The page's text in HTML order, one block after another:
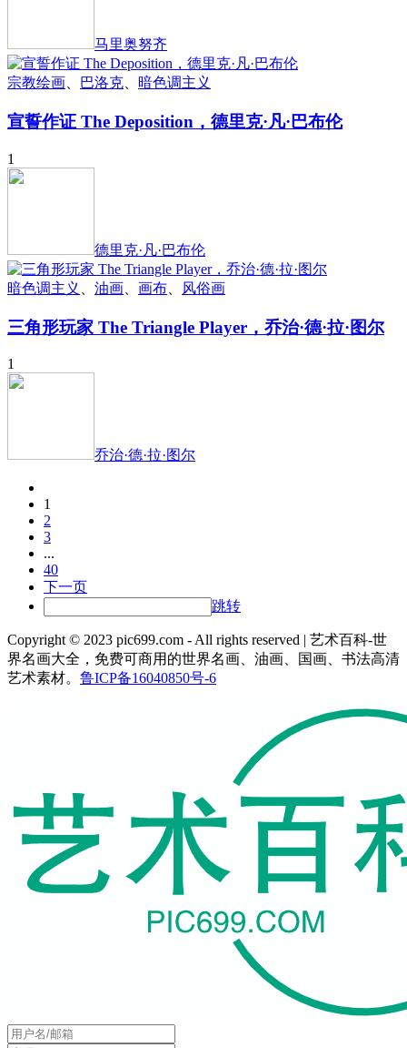
马里奥努齐
宗教绘画 巴洛克 暗色调主义
宣誓作证 The Deposition，德里克·凡·巴布伦
1
德里克·凡·巴布伦
暗色调主义 油画 画布 风俗画
三角形玩家 The Triangle Player，乔治·德·拉·图尔
1
乔治·德·拉·图尔
1
2
3
...
40
下一页
跳转
Copyright © 2023 pic699.com - All rights reserved | 艺术百科-世
界名画大全，免费可商用的世界名画、油画、国画、书法高清
艺术素材。 鲁ICP备16040850号-6